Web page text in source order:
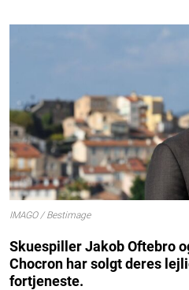
IMAGO / Bestimage
Skuespiller Jakob Oftebro
Chocron har solgt deres
fortjeneste.